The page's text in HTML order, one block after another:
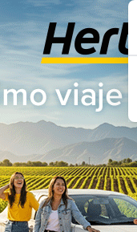
2026
Aires, AR
ACTUALIDAD